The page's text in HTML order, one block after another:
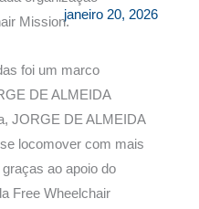
janeiro 20, 2026
Mission.
foi um marco
DE ALMEIDA
JORGE DE ALMEIDA
locomover com mais
ao apoio do
Free Wheelchair